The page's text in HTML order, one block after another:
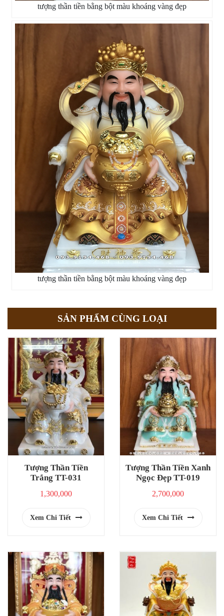
tượng thần tiền bằng bột màu khoáng vàng đẹp
tượng thần tiền bằng bột màu khoáng vàng đẹp
SẢN PHẨM CÙNG LOẠI
Tượng Thần Tiền
Trắng TT-031
1,300,000
Xem Chi Tiết
Tượng Thần Tiền Xanh
Ngọc Đẹp TT-019
2,700,000
Xem Chi Tiết